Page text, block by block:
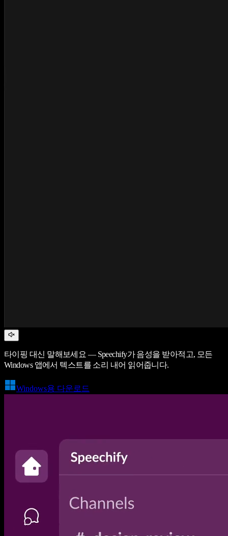
타이핑 대신 말해보세요 — Speechify가 음성을 받아적고, 모든
Windows 앱에서 텍스트를 소리 내어 읽어줍니다.
Windows용 다운로드